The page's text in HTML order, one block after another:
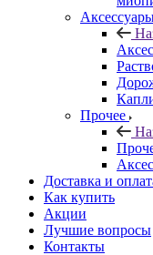
Прочее
Доставка и
Как купить
Акции
Лучшие вопросы
Контакты